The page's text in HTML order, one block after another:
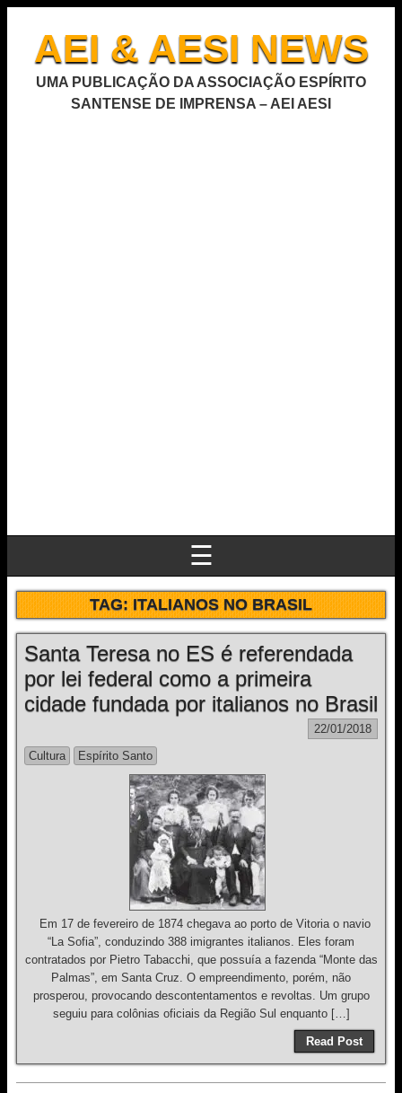
AEI & AESI NEWS
UMA PUBLICAÇÃO DA ASSOCIAÇÃO ESPÍRITO
SANTENSE DE IMPRENSA – AEI AESI
☰
TAG:ITALIANOS NO BRASIL
Santa Teresa no ES é referendada
por lei federal como a primeira
cidade fundada por italianos no Brasil
22/01/2018
Cultura
Espírito Santo
Em 17 de fevereiro de 1874 chegava ao porto de Vitoria o navio
“La Sofia”, conduzindo 388 imigrantes italianos. Eles foram
contratados por Pietro Tabacchi, que possuía a fazenda “Monte das
Palmas”, em Santa Cruz. O empreendimento, porém, não
prosperou, provocando descontentamentos e revoltas. Um grupo
seguiu para colônias oficiais da Região Sul enquanto […]
Read Post